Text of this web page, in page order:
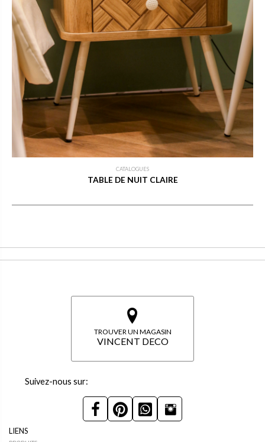
CATALOGUES
TABLE DE NUIT CLAIRE
TROUVER UN MAGASIN
VINCENT DECO
Suivez-nous sur:
LIENS